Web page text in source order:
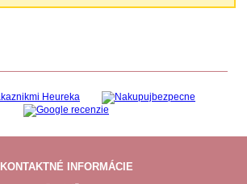
KONTAKTNÉ INFORMÁCIE